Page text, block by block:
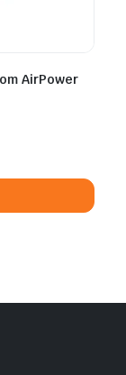
AirPower